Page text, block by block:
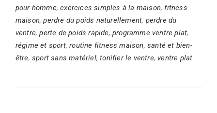
pour homme,exercices simples à la maison, fitness
maison,perdre du poids naturellement, perdre du
ventre,perte de poids rapide, programme ventre plat,
régime et sport,routine fitness maison, santé et bien-
être, sport sans matériel,tonifier le ventre, ventre plat